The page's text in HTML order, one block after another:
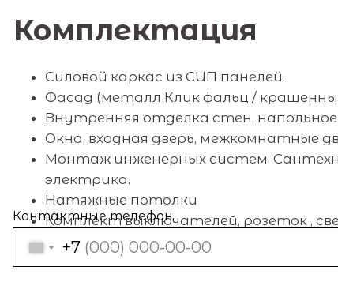
Силовой каркас из СИП панелей.
Фасад (металл Клик фальц /
Внутренняя отделка стен,
Окна, входная дверь, межкомнатные
Монтаж инженерных систем.
электрика.
Натяжные потолки
Комплект выключателей, розеток ,
Комплектация
Контактные телефон
+7